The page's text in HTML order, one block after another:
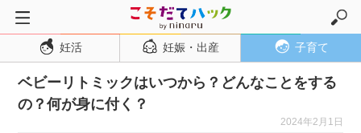
トップページ
妊活
妊娠・出産
妊活 妊娠・出産 子育て
ベビーリトミックはいつから？どんなことをする
の？何が身に付く？
2024年2月1日